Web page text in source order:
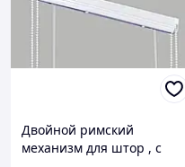
Двойной римский
механизм для штор , с